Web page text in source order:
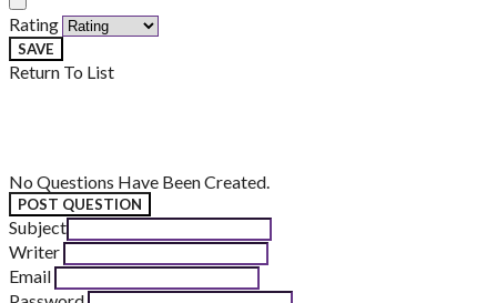
Rating
SAVE
Return To List
No Questions Have Been Created.
POST QUESTION
Subject
Writer
Email